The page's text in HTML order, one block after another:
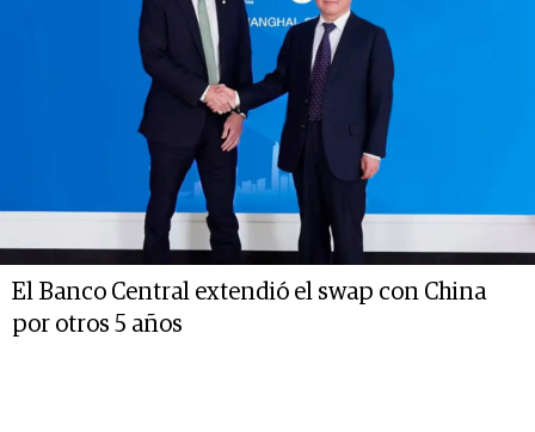
El Banco Central extendió el swap con China
por otros 5 años